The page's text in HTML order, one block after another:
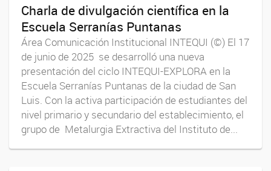
Charla de divulgación científica en la
Escuela Serranías Puntanas
Área Comunicación Institucional INTEQUI (©) El 17
de junio de 2025 se desarrolló una nueva
presentación del ciclo INTEQUI-EXPLORA en la
Escuela Serranías Puntanas de la ciudad de San
Luis. Con la activa participación de estudiantes del
nivel primario y secundario del establecimiento, el
grupo de Metalurgia Extractiva del Instituto de...